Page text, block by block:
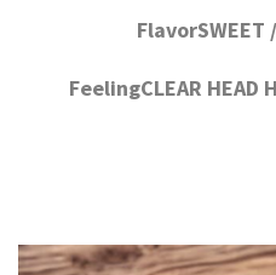
FlavorSWEET
FeelingCLEAR HEAD